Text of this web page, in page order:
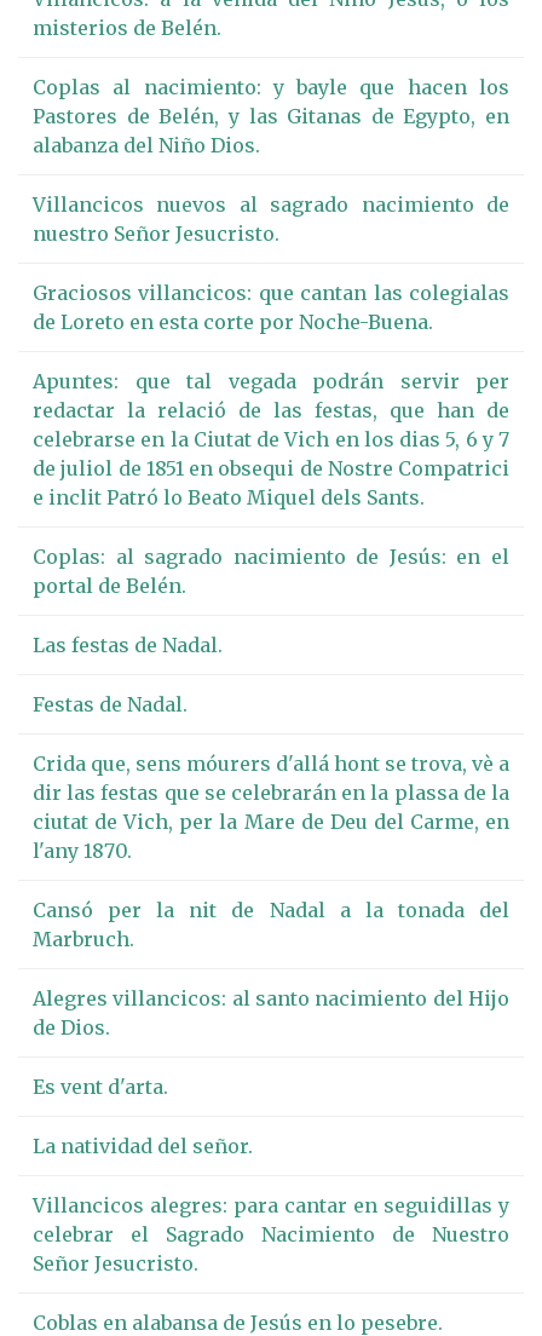
misterios de Belén.
Coplas al nacimiento: y bayle que hacen los
Pastores de Belén, y las Gitanas de Egypto, en
alabanza del Niño Dios.
Villancicos nuevos al sagrado nacimiento de
nuestro Señor Jesucristo.
Graciosos villancicos: que cantan las colegialas
de Loreto en esta corte por Noche-Buena.
Apuntes: que tal vegada podrán servir per
redactar la relació de las festas, que han de
celebrarse en la Ciutat de Vich en los dias 5, 6 y 7
de juliol de 1851 en obsequi de Nostre Compatrici
e inclit Patró lo Beato Miquel dels Sants.
Coplas: al sagrado nacimiento de Jesús: en el
portal de Belén.
Las festas de Nadal.
Festas de Nadal.
Crida que, sens móurers d'allá hont se trova, vè a
dir las festas que se celebrarán en la plassa de la
ciutat de Vich, per la Mare de Deu del Carme, en
l'any 1870.
Cansó per la nit de Nadal a la tonada del
Marbruch.
Alegres villancicos: al santo nacimiento del Hijo
de Dios.
Es vent d'arta.
La natividad del señor.
Villancicos alegres: para cantar en seguidillas y
celebrar el Sagrado Nacimiento de Nuestro
Señor Jesucristo.
Coblas en alabansa de Jesús en lo pesebre.